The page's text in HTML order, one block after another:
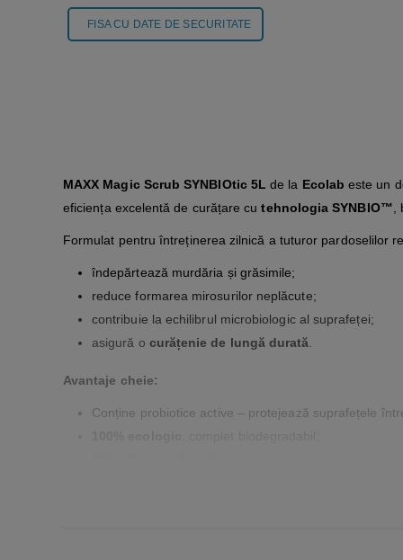
FISA CU DATE DE SECURITATE
MAXX Magic Scrub SYNBIOtic 5L de la Ecolab este un
eficiența excelentă de curățare cutehnologia SYNBIO™
Formulat pentru întreținerea zilnică a tuturor pardoselilor
îndepărtează murdăria și grăsimile;
reduce formarea mirosurilor neplăcute;
contribuie la echilibrul microbiologic al suprafeței;
asigură o curățenie de lungă durată
Avantaje cheie:
Conține probiotice active – protejează suprafețele